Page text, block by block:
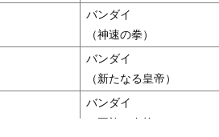
バンダイ
（神速の拳）
バンダイ
（新たなる皇帝）
バンダイ
（王族の血統）